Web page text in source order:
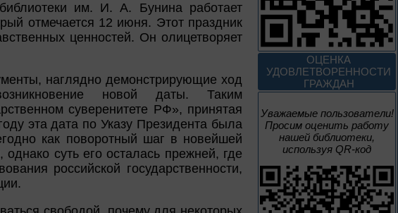
им. И. А. Бунина работает
отмечается 12 июня. Этот праздник
ценностей. Он олицетворяет
наглядно демонстрирующие ход
новой даты. Таким
суверенитете РФ», принятая
эта дата по Указу Президента была
как поворотный шаг в новейшей
суть его осталась прежней, где
российской государственности,
ОЦЕНКА
УДОВЛЕТВОРЕННОСТИ
ГРАЖДАН
Уважаемые пользователи!
Просим оценить работу
нашей библиотеки,
используя QR-код
1 – 31 августа
Грани души
К 155-летию со дня рождения
Л. Н. Андреева
1 – 31 августа
Волшебный мир
Билибина
Из цикла «Мастера кисти:
галерея талантов»